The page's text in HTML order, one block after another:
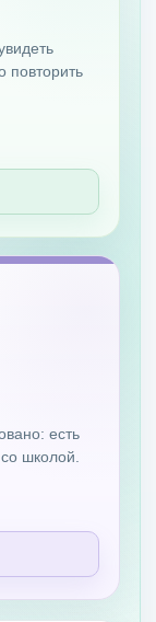
повторить
есть
школой.